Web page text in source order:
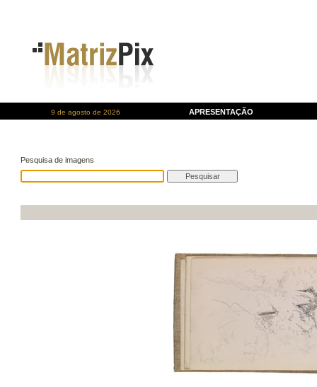
9 de agosto de 2026 APRESENTAÇÃO
Pesquisa de imagens